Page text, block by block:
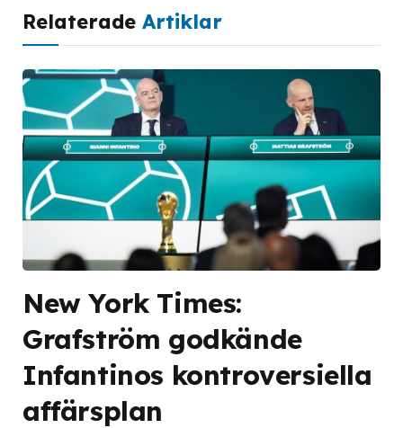
Relaterade Artiklar
New York Times:
Grafström godkände
Infantinos kontroversiella
affärsplan